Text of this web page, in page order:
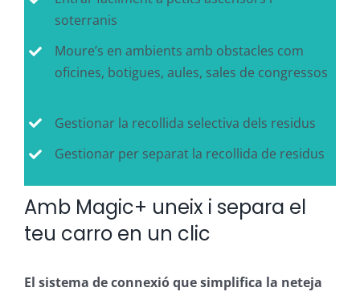
soterranis
Moure’s en ambients amb obstacles com
oficines, botigues, aules, sales de congressos
Gestionar la recollida selectiva dels residus
Gestionar per separat la recollida de residus
Amb Magic+ uneix i separa el
teu carro en un clic
El sistema de connexió que simplifica la neteja